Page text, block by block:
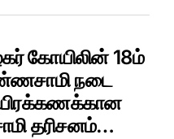
கோயிலின் 18ம்
நடை
தரிசனம்…